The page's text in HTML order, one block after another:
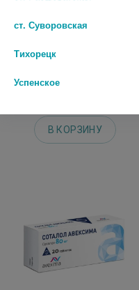
АРИФАМ 10МГ.+1,5МГ. №30 ТАБ.
В КОРЗИНУ
ст. Суворовская
Тихорецк
Успенское